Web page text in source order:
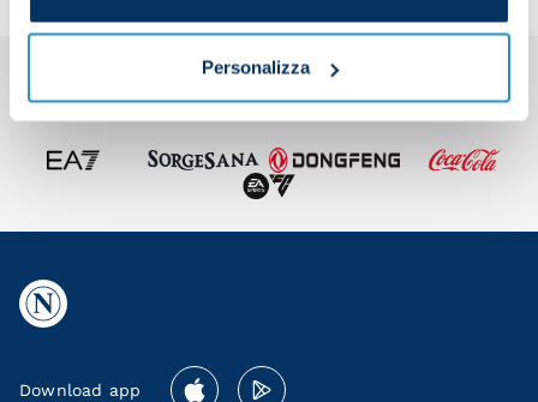
Personalizza
Download app